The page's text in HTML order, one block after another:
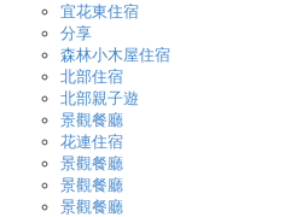
宜花東住宿
分享
森林小木屋住宿
北部住宿
北部親子遊
景觀餐廳
花連住宿
景觀餐廳
景觀餐廳
景觀餐廳